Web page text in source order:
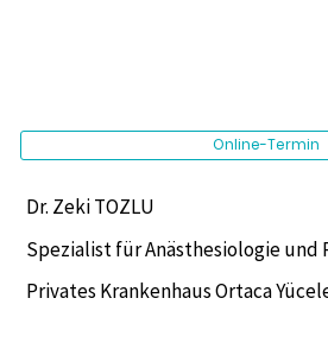
Dr. Zeki TOZLU
Spezialist für Anästhesiologie und
Privates Krankenhaus Ortaca
Online-Termin